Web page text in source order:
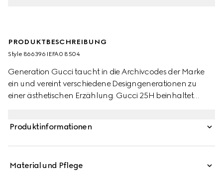
PRODUKTBESCHREIBUNG
Style ‎866396 IEFA0 8504
Generation Gucci taucht in die Archivcodes der Marke
ein und vereint verschiedene Designgenerationen zu
einer ästhetischen Erzählung. Gucci 25H beinhaltet
und alltägliche Tragbarkeit vereint.
Produktinformationen
Material und Pflege